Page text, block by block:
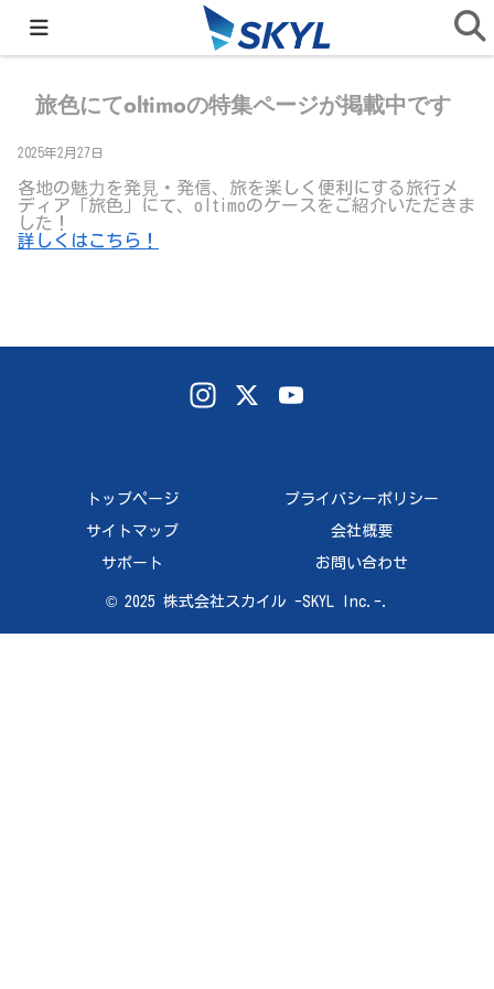
旅色にてoltimoの特集ページが掲載中です
旅色にてoltimoの特集ページが掲載中です
2025年2月27日
各地の魅⼒を発⾒・発信、旅を楽しく便利にする旅行メ
ディア「旅色」にて、oltimoのケースをご紹介いただきま
した！
詳しくはこちら！
In
X
e
Ch
an
ne
l
トップページ プライバシーポリシー
サイトマップ 会社概要
サポート お問い合わせ
© 2025 株式会社スカイル -SKYL Inc.-.